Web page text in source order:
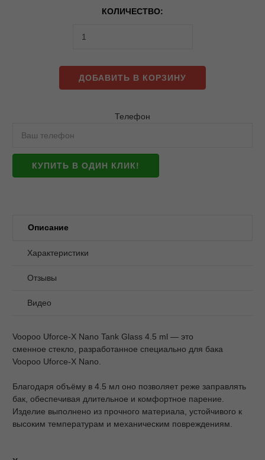
КОЛИЧЕСТВО:
ДОБАВИТЬ В КОРЗИНУ
Телефон
КУПИТЬ В ОДИН КЛИК!
Описание
Характеристики
Отзывы
Видео
Voopoo Uforce-X Nano Tank Glass 4.5 ml — это
сменное стекло, разработанное специально для бака
Voopoo Uforce-X Nano.
Благодаря объёму в 4.5 мл оно позволяет реже заправлять
бак, обеспечивая длительное и комфортное парение.
Изделие выполнено из прочного материала, устойчивого к
высоким температурам и механическим повреждениям.